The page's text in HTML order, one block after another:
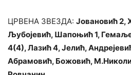
ЦРВЕНА ЗВЕЗДА: Јовановић 2,
Љубојевић, Шапоњић 1,
4(4), Лазић 4, Јелић,
Абрамовић, Божовић,